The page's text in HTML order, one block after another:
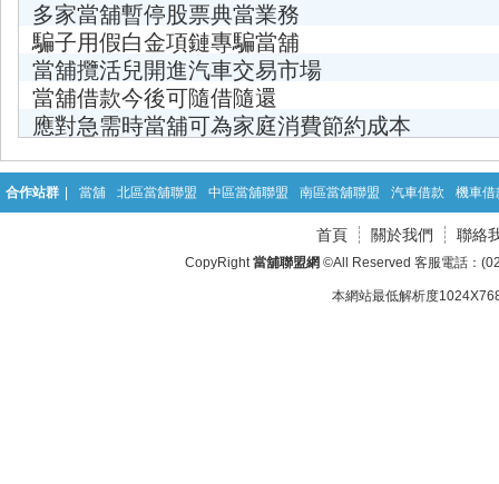
多家當舖暫停股票典當業務
騙子用假白金項鏈專騙當舖
當舖攬活兒開進汽車交易市場
當舖借款今後可隨借隨還
應對急需時當舖可為家庭消費節約成本
合作站群 當舖 北區當舖聯盟 中區當舖聯盟 南區當舖聯盟 汽車借款 機車借
首頁 關於我們 聯絡
CopyRight當舖聯盟網 ©All Reserved 客服電話：
本網站最低解析度